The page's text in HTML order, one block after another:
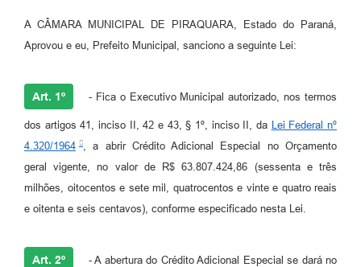
A CÂMARA MUNICIPAL DE PIRAQUARA, Estado do Paraná,
Aprovou e eu, Prefeito Municipal, sanciono a seguinte Lei:
Art. 1º - Fica o Executivo Municipal autorizado, nos termos
dos artigos 41, inciso II, 42 e 43, § 1º, inciso II, da Lei Federal nº
4.320/1964
, a abrir Crédito Adicional Especial no Orçamento
geral vigente, no valor de R$ 63.807.424,86 (sessenta e três
milhões, oitocentos e sete mil, quatrocentos e vinte e quatro reais
e oitenta e seis centavos), conforme especificado nesta Lei.
Art. 2º - A abertura do Crédito Adicional Especial se dará no